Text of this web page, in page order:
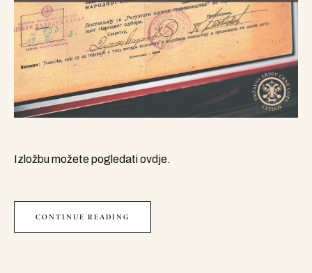
Izložbu možete pogledati ovdje.
CONTINUE READING